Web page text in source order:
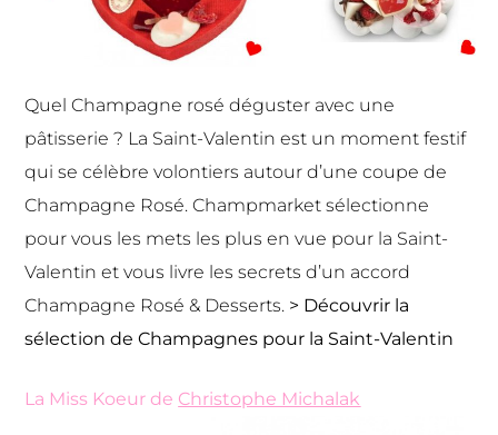
QuelChampagne rosé déguster avec une
pâtisserie ? La Saint-Valentin est un moment festif
qui se célèbre volontiers autour d’une coupe de
Champagne Rosé. Champmarket sélectionne
pour vous les mets les plus en vue pour la Saint-
Valentin et vous livre les secrets d’un accord
Champagne Rosé & Desserts. > Découvrir la
sélection deChampagnes pour la Saint-Valentin
La Miss Koeur de Christophe Michalak